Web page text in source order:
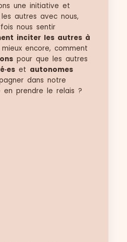
une initiative et
autres avec nous,
nous sentir
inciter les autres à
encore, comment
pour que les autres
et autonomes
dans notre
en prendre le relais ?